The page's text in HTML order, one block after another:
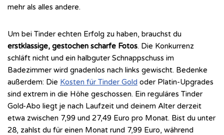
mehr als alles andere.
Um bei Tinder echten Erfolg zu haben, brauchst du
erstklassige, gestochen scharfe Fotos. Die Konkurrenz
schläft nicht und ein halbguter Schnappschuss im
Badezimmer wird gnadenlos nach links gewischt. Bedenke
außerdem: Die Kosten für Tinder Gold oder Platin-Upgrades
sind extrem in die Höhe geschossen. Ein reguläres Tinder
Gold-Abo liegt je nach Laufzeit und deinem Alter derzeit
etwa zwischen 7,99 und 27,49 Euro pro Monat. Bist du unter
28, zahlst du für einen Monat rund 7,99 Euro, während